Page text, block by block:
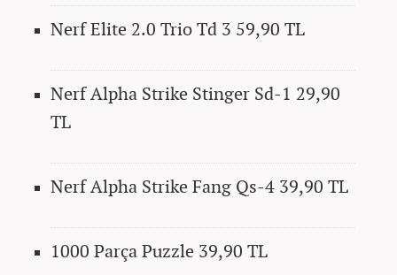
Nerf Elite 2.0 Trio Td 3 59,90 TL
Nerf Alpha Strike Stinger Sd-1 29,90
TL
Nerf Alpha Strike Fang Qs-4 39,90 TL
1000 Parça Puzzle 39,90 TL